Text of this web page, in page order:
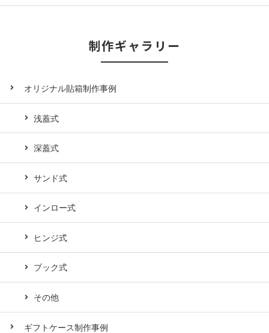
制作ギャラリー
オリジナル貼箱制作事例
浅蓋式
深蓋式
サンド式
インロー式
ヒンジ式
ブック式
その他
ギフトケース制作事例